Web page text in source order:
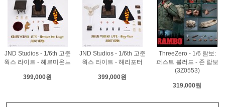
JND Studios - 1/6th 고준
웍스 라이트 - 헤르미온느
399,000원
JND Studios - 1/6th 고준
웍스 라이트 - 해리포터
399,000원
ThreeZero - 1/6 람보:
퍼스트 블러드 - 존 람보
(3Z0553)
319,000원